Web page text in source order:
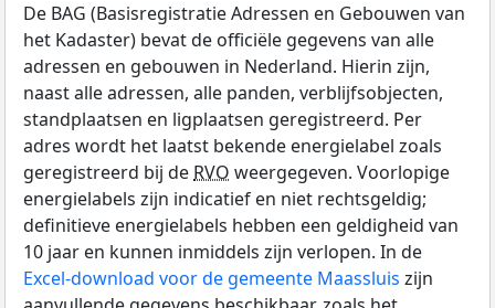
De BAG (Basisregistratie Adressen en Gebouwen van
het Kadaster) bevat de officiële gegevens van alle
adressen en gebouwen in Nederland. Hierin zijn,
naast alle adressen, alle panden, verblijfsobjecten,
standplaatsen en ligplaatsen geregistreerd. Per
adres wordt het laatst bekende energielabel zoals
geregistreerd bij de RVO weergegeven. Voorlopige
energielabels zijn indicatief en niet rechtsgeldig;
definitieve energielabels hebben een geldigheid van
10 jaar en kunnen inmiddels zijn verlopen. In de
Excel-download voor de gemeente Maassluis zijn